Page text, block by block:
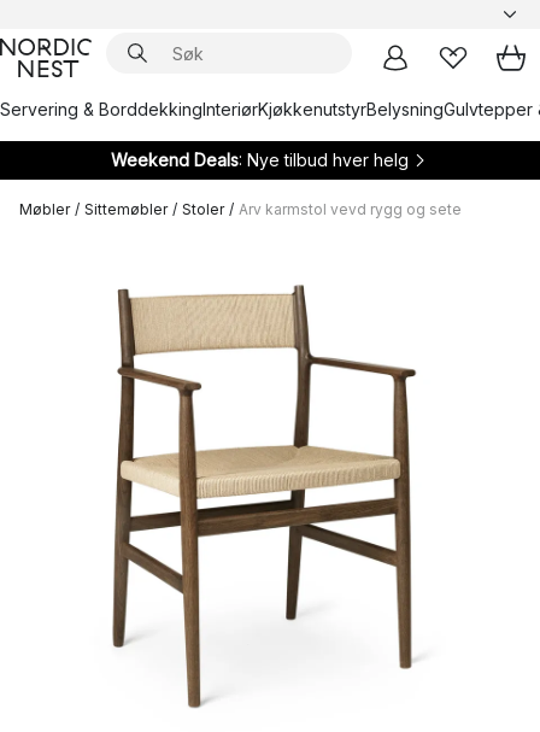
Servering & BorddekkingInteriørKjøkkenutstyrBelysningGulvtepper
Weekend Deals: Nye tilbud hver helg
Møbler / Sittemøbler / Stoler / Arv karmstol vevd rygg og sete